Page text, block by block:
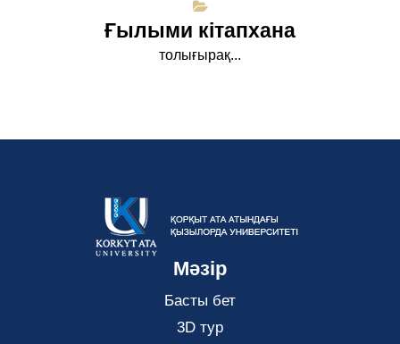
Ғылыми кітапхана
толығырақ...
Мәзір
Басты бет
3D тур